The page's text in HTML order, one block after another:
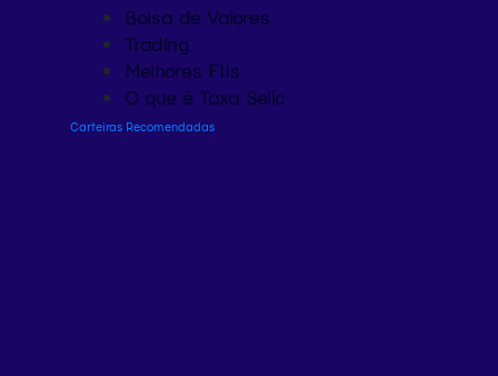
Bolsa de Valores
Trading
Melhores FIIs
O que é Taxa Selic
Carteiras Recomendadas